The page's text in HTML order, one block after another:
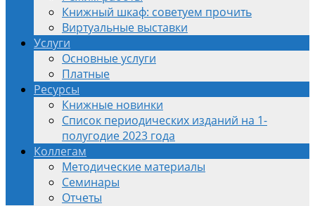
Книжный шкаф: советуем прочить
Виртуальные выставки
Услуги
Основные услуги
Платные
Ресурсы
Книжные новинки
Список периодических изданий на 1-
полугодие 2023 года
Коллегам
Методические материалы
Семинары
Отчеты